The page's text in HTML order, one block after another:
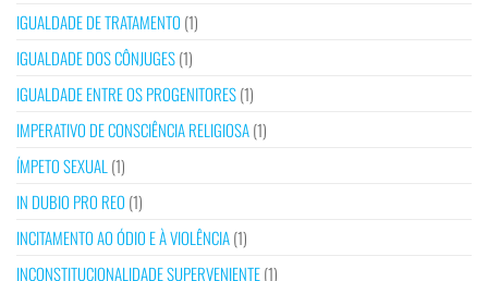
IGUALDADE DE TRATAMENTO (1)
IGUALDADE DOS CÔNJUGES(1)
IGUALDADE ENTRE OS PROGENITORES(1)
IMPERATIVO DE CONSCIÊNCIA RELIGIOSA(1)
ÍMPETO SEXUAL (1)
IN DUBIO PRO REO (1)
INCITAMENTO AO ÓDIO E À VIOLÊNCIA(1)
INCONSTITUCIONALIDADE SUPERVENIENTE(1)